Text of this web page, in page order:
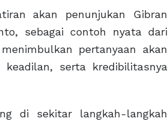
akan penunjukan Gibran
sebagai contoh nyata dari
pertanyaan akan
serta kredibilitasnya
di sekitar langkah-langkah